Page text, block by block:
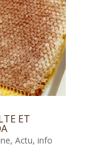
ET
, Actu, info